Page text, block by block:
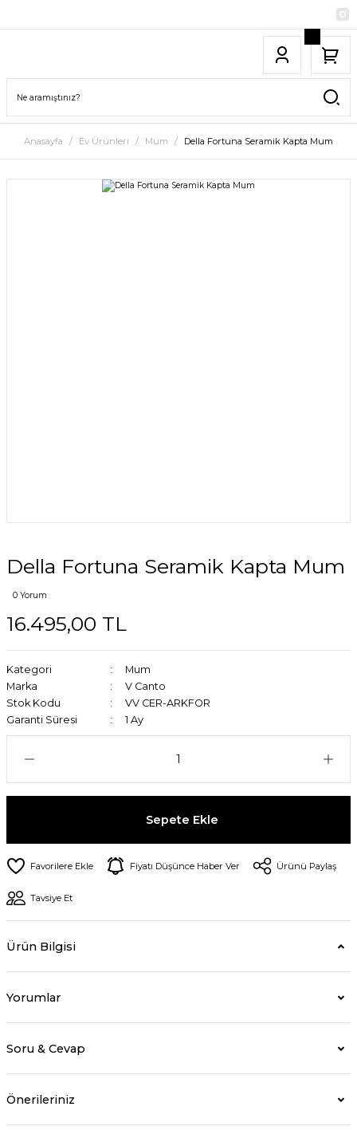
Anasayfa Ev Ürünleri Mum Della Fortuna Seramik Kapta Mum
Della Fortuna Seramik Kapta Mum
0 Yorum
16.495,00 TL
Kategori
Mum
Marka
V Canto
Stok Kodu
VV CER-ARKFOR
Garanti Süresi
1 Ay
Sepete Ekle
Fiyatı Düşünce Haber Ver Ürünü Paylaş
Tavsiye Et
Ürün Bilgisi
Yorumlar
Soru & Cevap
Önerileriniz